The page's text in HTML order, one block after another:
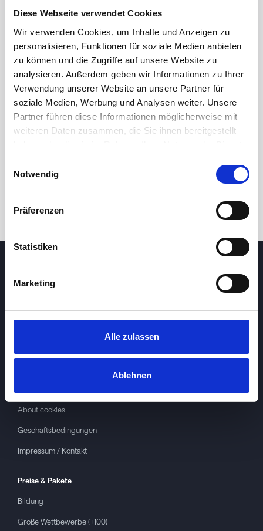
Diese Webseite verwendet Cookies
Wir verwenden Cookies, um Inhalte und Anzeigen zu
personalisieren, Funktionen für soziale Medien anbieten
zu können und die Zugriffe auf unsere Website zu
analysieren. Außerdem geben wir Informationen zu Ihrer
Verwendung unserer Website an unsere Partner für
soziale Medien, Werbung und Analysen weiter. Unsere
Partner führen diese Informationen möglicherweise mit
weiteren Daten zusammen, die Sie ihnen bereitgestellt
haben oder die sie im Rahmen Ihrer Nutzung der Dienste
Notwendig
Präferenzen
Statistiken
Marketing
Alle zulassen
Ablehnen
24 Std. 7T 1M 3M 1J 5J
About cookies
Geschäftsbedingungen
Impressum / Kontakt
Preise & Pakete
Bildung
Große Wettbewerbe (+100)